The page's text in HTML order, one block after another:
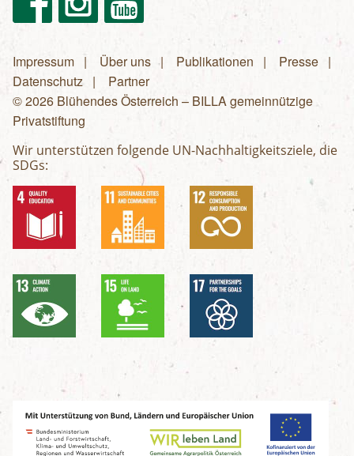
Fußzeilenmenü
Impressum Über uns Publikationen
Presse
Datenschutz
Partner
© 2026 Blühendes Österreich – BILLA gemeinnützige
Privatstiftung
Wir unterstützen folgende UN-Nachhaltigkeitsziele, die
SDGs: